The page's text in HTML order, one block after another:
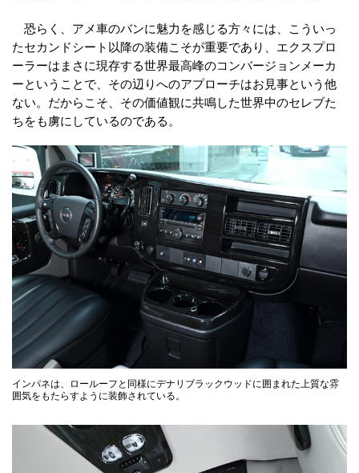
恐らく、アメ車のバンに魅力を感じる方々には、こういっ
たセカンドシート以降の装備こそが重要であり、エクスプロ
ーラーはまさに現存する世界最高峰のコンバージョンメーカ
ーということで、その辺りへのアプローチはお見事という他
ない。だからこそ、その価値観に共鳴した世界中のセレブた
ちをも虜にしているのである。
インパネは、ロールーフと同様にデナリブラックウッドに囲まれた上質な雰
囲気をもたらすように装飾されている。